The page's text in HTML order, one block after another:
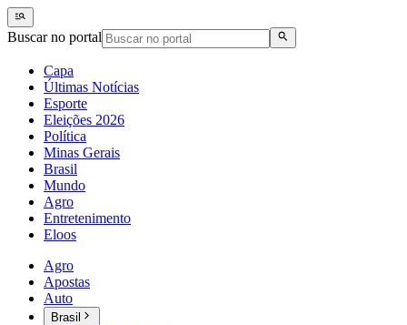
Buscar no portal
Capa
Últimas Notícias
Esporte
Eleições 2026
Política
Minas Gerais
Brasil
Mundo
Agro
Entretenimento
Eloos
Agro
Apostas
Auto
Brasil